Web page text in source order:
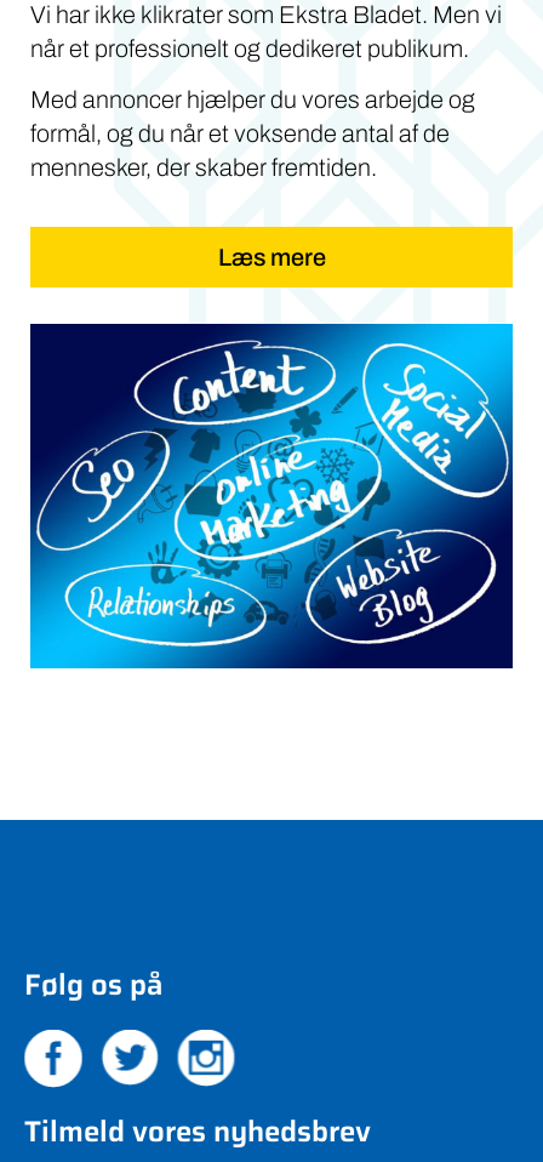
Vi har ikke klikrater som Ekstra Bladet. Men vi
når et professionelt og dedikeret publikum.
Med annoncer hjælper du vores arbejde og
formål, og du når et voksende antal af de
mennesker, der skaber fremtiden.
Læs mere
Følg os på
Tilmeld vores nyhedsbrev